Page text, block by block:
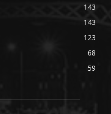
143
143
123
68
59